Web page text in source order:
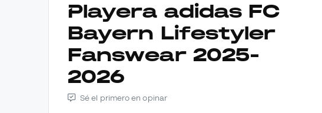
Playera adidas FC
Bayern Lifestyler
Fanswear 2025-
2026
Sé el primero en opinar